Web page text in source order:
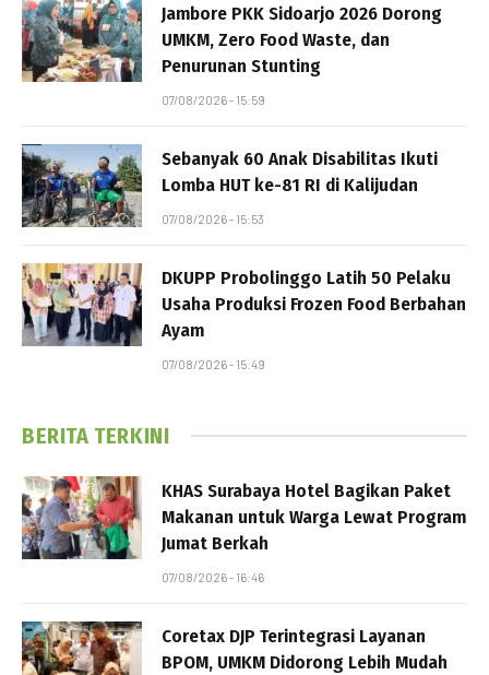
Jambore PKK Sidoarjo 2026 Dorong
UMKM, Zero Food Waste, dan
Penurunan Stunting
07/08/2026 - 15:59
Sebanyak 60 Anak Disabilitas Ikuti
Lomba HUT ke-81 RI di Kalijudan
07/08/2026 - 15:53
DKUPP Probolinggo Latih 50 Pelaku
Usaha Produksi Frozen Food Berbahan
Ayam
07/08/2026 - 15:49
BERITA TERKINI
KHAS Surabaya Hotel Bagikan Paket
Makanan untuk Warga Lewat Program
Jumat Berkah
07/08/2026 - 16:46
Coretax DJP Terintegrasi Layanan
BPOM, UMKM Didorong Lebih Mudah